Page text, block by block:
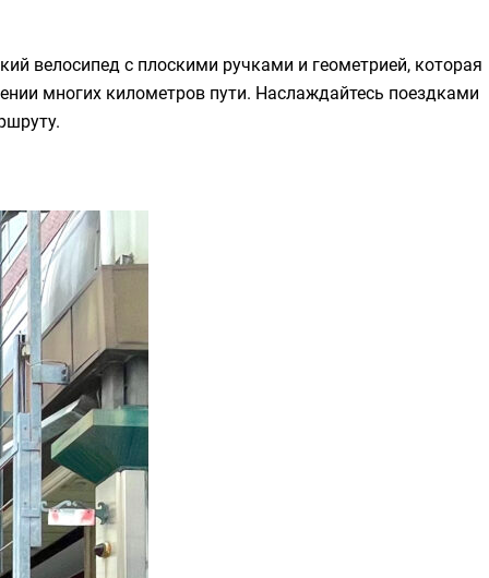
велосипед с плоскими ручками и геометрией, которая
многих километров пути. Наслаждайтесь поездками